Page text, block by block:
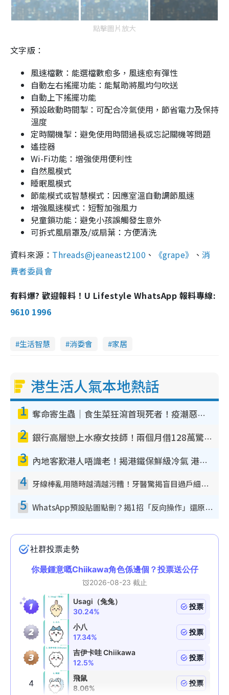
點擊圖片放大
文字版：
風速檔數：能選檔數愈多，風速愈有彈性
自動左右搖擺功能：能幫助將風均勻吹送
自動上下搖擺功能
預設啟動時間掣：可配合冷氣使用，節省電力及保持
溫度
定時關機掣：避免使用時間過長或忘記關機等問題
遙控器
Wi-Fi功能：增強使用便利性
自然風模式
睡眠風模式
節能模式或智慧模式：因應室溫自動調節風速
增強風速模式：短暫加強風力
兒童鎖功能：避免小孩誤觸發生意外
可拆式風扇罩及/或扇葉：方便清洗
資料來源： Threads@jeaneast2100 、 《grape》 、消
費者委員會
有料爆? 歡迎報料！U Lifestyle WhatsApp 報料專線:
9610 1996
生活智慧 消委會 家居
港生活人氣本地熱話
1 奪命寄生蟲｜食生菜狂瀉首現死者！疫潮惡化錄1.8萬宗病例 揭洗菜3大謬誤
2 銀行高層戀上水療女技師！兩個月借128萬驚覺「沉船」沉落火海 揭背後疑似邪教操控賣淫
3 內地客歎港人唔識老！揭港鐵保鮮級冷氣 港人求放過：咪投訴
4 牙線棒亂用隨時越清越污糟！牙醫驚揭盲目過戶細菌恐致蛀牙：呢種先係日常真保養
5 WhatsApp預設貼圖點刪？揭1招「反向操作」還原簡潔介面 附3步實測教學